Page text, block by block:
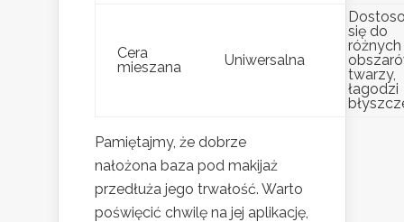
Cera
mieszana
Uniwersalna
się do
różnych
twarzy,
łagodzi
Pamiętajmy, że dobrze
nałożona baza pod makijaż
przedłuża jego trwałość. Warto
poświęcić chwilę na jej aplikację,